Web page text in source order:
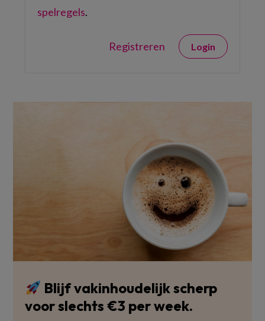
spelregels.
Registreren Login
Blijf vakinhoudelijk scherp
voor slechts €3 per week.